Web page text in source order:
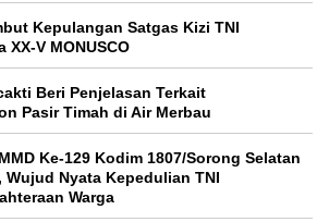
Kepulangan Satgas Kizi TNI
V MONUSCO
Beri Penjelasan Terkait
Pasir Timah di Air Merbau
Ke-129 Kodim 1807/Sorong Selatan
Wujud Nyata Kepedulian TNI
Warga